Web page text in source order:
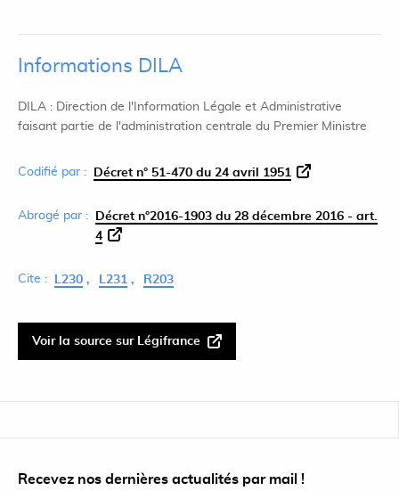
Informations DILA
DILA : Direction de l'Information Légale et Administrative
faisant partie de l'administration centrale du Premier Ministre
Codifié par : Décret n° 51-470 du 24 avril 1951
Abrogé par :
Décret n°2016-1903 du 28 décembre 2016 - art.
4
Cite : L230 L231 R203
Voir la source sur Légifrance
Recevez nos dernières actualités par mail !